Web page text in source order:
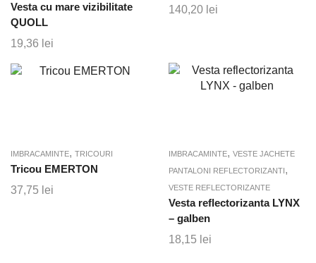
Vesta cu mare vizibilitate
QUOLL
19,36 lei
140,20 lei
IMBRACAMINTE, TRICOURI
Tricou EMERTON
37,75 lei
IMBRACAMINTE, VESTE JACHETE
PANTALONI REFLECTORIZANTI ,
VESTE REFLECTORIZANTE
Vesta reflectorizanta LYNX
– galben
18,15 lei